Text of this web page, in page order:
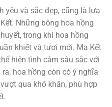
yêu và sắc đẹp, cũng là lựa
Những bông hoa hồng
trong khi hoa hồng
khiết và tươi mới. Ma Kết
hiện tình cảm sâu sắc với
hoa hồng còn có ý nghĩa
qua khó khăn, phù hợp